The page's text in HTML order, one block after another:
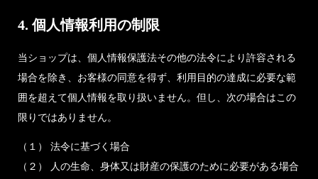
4. 個人情報利用の制限
当ショップは、個人情報保護法その他の法令により許容される
場合を除き、お客様の同意を得ず、利用目的の達成に必要な範
囲を超えて個人情報を取り扱いません。但し、次の場合はこの
限りではありません。
（１） 法令に基づく場合
（２） 人の生命、身体又は財産の保護のために必要がある場合